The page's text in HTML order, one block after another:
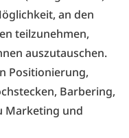
an den
teilzunehmen,
auszutauschen.
Positionierung,
Barbering,
Marketing und